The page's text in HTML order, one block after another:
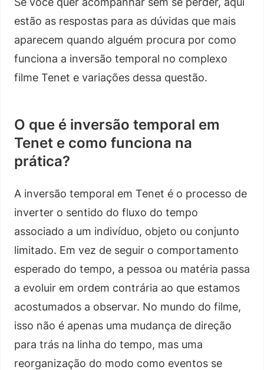
estão as respostas para as dúvidas que mais
aparecem quando alguém procura por como
funciona a inversão temporal no complexo
filme Tenet e variações dessa questão.
O que é inversão temporal em
Tenet e como funciona na
prática?
A inversão temporal em Tenet é o processo de
inverter o sentido do fluxo do tempo
associado a um indivíduo, objeto ou conjunto
limitado. Em vez de seguir o comportamento
esperado do tempo, a pessoa ou matéria passa
a evoluir em ordem contrária ao que estamos
acostumados a observar. No mundo do filme,
isso não é apenas uma mudança de direção
para trás na linha do tempo, mas uma
reorganização do modo como eventos se